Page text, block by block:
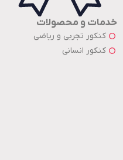
خدمات و محصولات
کنکور تجربی و ریاضی
کنکور انسانی